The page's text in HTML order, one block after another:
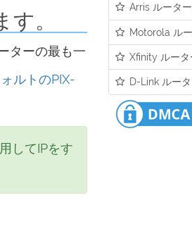
。
ターの最も一
ルトのPIX-
してIPをす
Arris ルータ
Motorola ル
Xfinity ルータ
D-Link ルー